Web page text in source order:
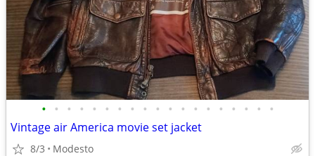
• • • • • • • • • • • • • • • • • • •
Vintage air America movie set jacket
8/3 Modesto